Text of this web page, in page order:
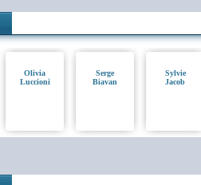
Olivia
Luccioni
Serge
Biavan
Sylvie
Jacob